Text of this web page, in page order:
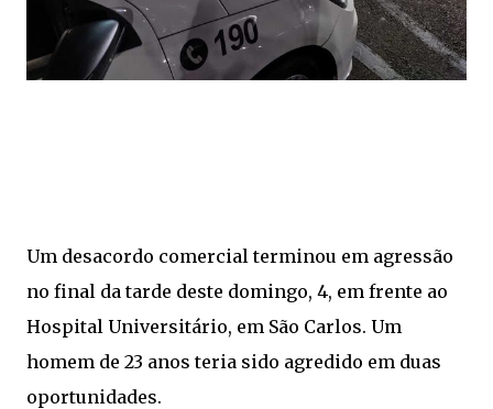
Um desacordo comercial terminou em agressão
no final da tarde deste domingo, 4, em frente ao
Hospital Universitário, em São Carlos. Um
homem de 23 anos teria sido agredido em duas
oportunidades.